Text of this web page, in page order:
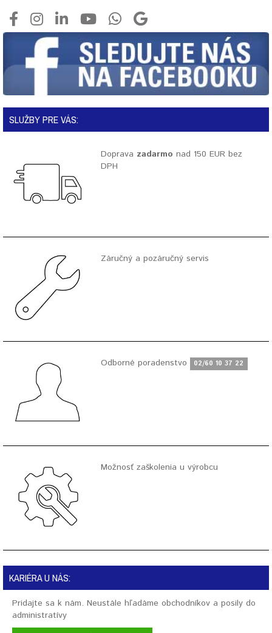
SLUŽBY PRE VÁS:
Doprava zadarmo nad 150 EUR bez
DPH
Záručný a pozáručný servis
Odborné poradenstvo 02/60 10 37 22
Možnosť zaškolenia u výrobcu
KARIÉRA U NÁS:
Pridajte sa k nám. Neustále hľadáme obchodníkov a posily do
administratívy